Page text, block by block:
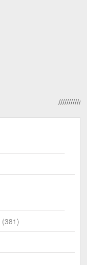
(381)